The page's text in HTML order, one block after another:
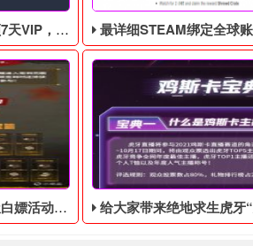
计168小时 最详细STEAM绑定全球账号以及老鼠台掉宝攻
号到10月10号 给大家带来绝地求生虎牙“鸡斯卡宝典”的福利活动，这次福利活动将